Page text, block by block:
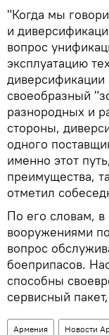
"Когда мы
и
вопрос
эксплуатацию
диверсификации
своеобразный
разнородных и
стороны,
одного
именно этот
преимущества,
отметил
По его словам,
вооружениями
вопрос
боеприпасов.
способны
сервисный
Армения Новости